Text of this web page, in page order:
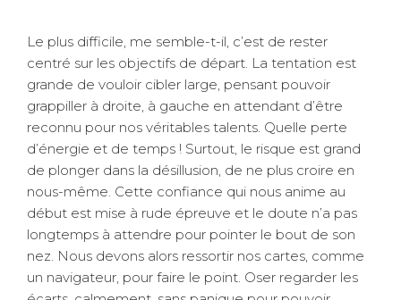
Le plus difficile, me semble-t-il, c’est de rester
centré sur les objectifs de départ. La tentation est
grande de vouloir cibler large, pensant pouvoir
grappiller à droite, à gauche en attendant d’être
reconnu pour nos véritables talents. Quelle perte
d’énergie et de temps ! Surtout, le risque est grand
de plonger dans la désillusion, de ne plus croire en
nous-même. Cette confiance qui nous anime au
début est mise à rude épreuve et le doute n’a pas
longtemps à attendre pour pointer le bout de son
nez. Nous devons alors ressortir nos cartes, comme
un navigateur, pour faire le point. Oser regarder les